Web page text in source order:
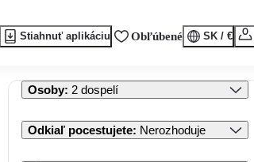
Stiahnuť aplikáciu Obľúbené SK / €
Osoby: 2 dospelí
Odkiaľ pocestujete: Nerozhoduje